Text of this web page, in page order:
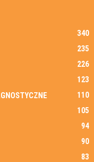
340
235
226
123
110
105
94
90
83